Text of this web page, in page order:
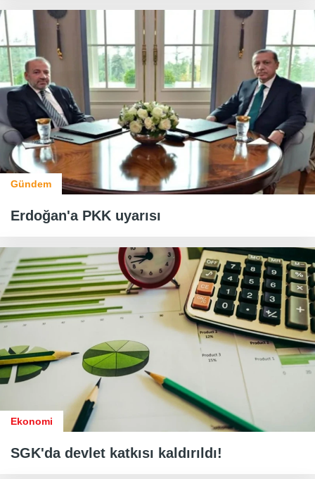
Gündem
Erdoğan'a PKK uyarısı
Ekonomi
SGK'da devlet katkısı kaldırıldı!